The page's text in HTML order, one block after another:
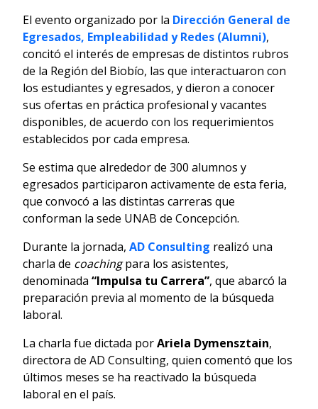
El evento organizado por la Dirección General de
Egresados, Empleabilidad y Redes (Alumni),
concitó el interés de empresas de distintos rubros
de la Región del Biobío, las que interactuaron con
los estudiantes y egresados, y dieron a conocer
sus ofertas en práctica profesional y vacantes
disponibles, de acuerdo con los requerimientos
establecidos por cada empresa.
Se estima que alrededor de 300 alumnos y
egresados participaron activamente de esta feria,
que convocó a las distintas carreras que
conforman la sede UNAB de Concepción.
Durante la jornada, AD Consulting realizó una
charla de coachingpara los asistentes,
denominada “Impulsa tu Carrera”, que abarcó la
preparación previa al momento de la búsqueda
laboral.
La charla fue dictada porAriela Dymensztain,
directora de AD Consulting, quien comentó que los
últimos meses se ha reactivado la búsqueda
laboral en el país.